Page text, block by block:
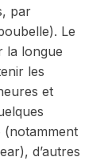
par
Le
la longue
les
et
(notamment
d’autres